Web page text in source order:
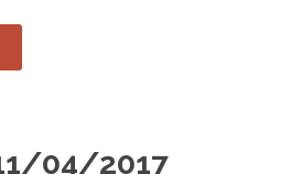
04/2017